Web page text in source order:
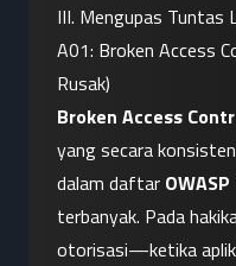
III. Mengupas Tuntas
A01: Broken Access
Rusak)
Broken Access
yang secara
dalam daftar
terbanyak. Pada
otorisasi—ketika